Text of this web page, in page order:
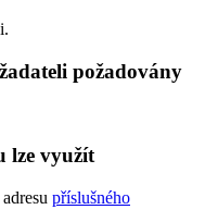
požadovány
lze využít
příslušného